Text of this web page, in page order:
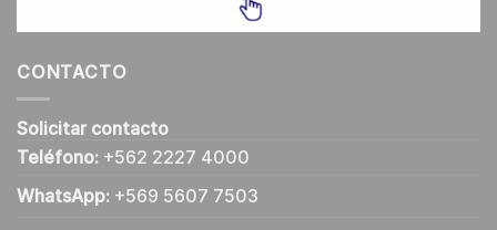
CONTACTO
Solicitar contacto
Teléfono: +562 2227 4000
WhatsApp: +569 5607 7503